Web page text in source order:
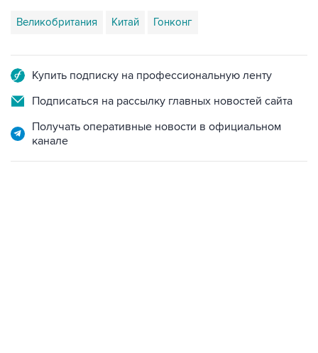
Великобритания Китай Гонконг
Купить подписку на профессиональную ленту
Подписаться на рассылку главных новостей сайта
Получать оперативные новости в официальном
канале